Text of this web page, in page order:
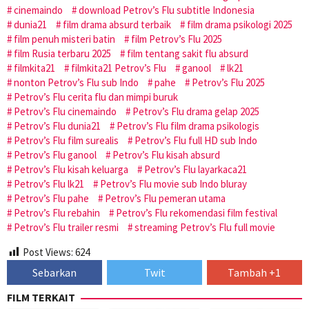
cinemaindo
download Petrov’s Flu subtitle Indonesia
dunia21
film drama absurd terbaik
film drama psikologi 2025
film penuh misteri batin
film Petrov’s Flu 2025
film Rusia terbaru 2025
film tentang sakit flu absurd
filmkita21
filmkita21 Petrov’s Flu ganool
lk21
nonton Petrov’s Flu sub Indo
pahe
Petrov’s Flu 2025
Petrov’s Flu cerita flu dan mimpi buruk
Petrov’s Flu cinemaindo
Petrov’s Flu drama gelap 2025
Petrov’s Flu dunia21
Petrov’s Flu film drama psikologis
Petrov’s Flu film surealis
Petrov’s Flu full HD sub Indo
Petrov’s Flu ganool
Petrov’s Flu kisah absurd
Petrov’s Flu kisah keluarga
Petrov’s Flu layarkaca21
Petrov’s Flu lk21
Petrov’s Flu movie sub Indo bluray
Petrov’s Flu pahe
Petrov’s Flu pemeran utama
Petrov’s Flu rebahin
Petrov’s Flu rekomendasi film festival
Petrov’s Flu trailer resmi
streaming Petrov’s Flu full movie
Post Views: 624
Sebarkan Twit
Tambah +1
FILM TERKAIT